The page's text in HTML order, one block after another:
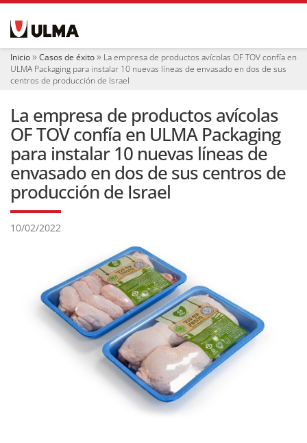
e Inicio Casos de éxito
La empresa de productos avícolas OF TOV confía en
ULMA Packaging para instalar 10 nuevas líneas de envasado en dos de sus
centros de producción de Israel
La empresa de productos avícolas
OF TOV confía en ULMA Packaging
para instalar 10 nuevas líneas de
envasado en dos de sus centros de
producción de Israel
10/02/2022